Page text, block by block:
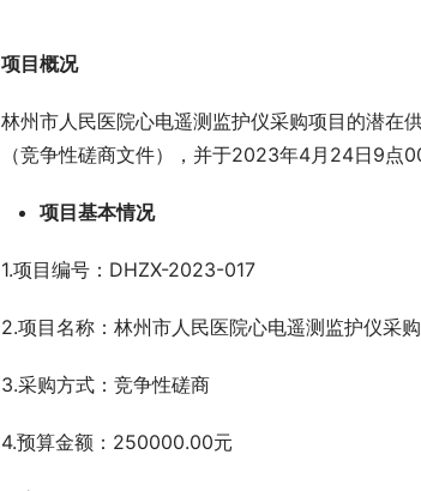
项目概况
林州市人民医院心电遥测监护仪采购项目的潜在
（竞争性磋商文件），并于2023年4月24日9点
项目基本情况
1.项目编号：DHZX-2023-017
2.项目名称：林州市人民医院心电遥测监护仪采
3.采购方式：竞争性磋商
4.预算金额：250000.00元